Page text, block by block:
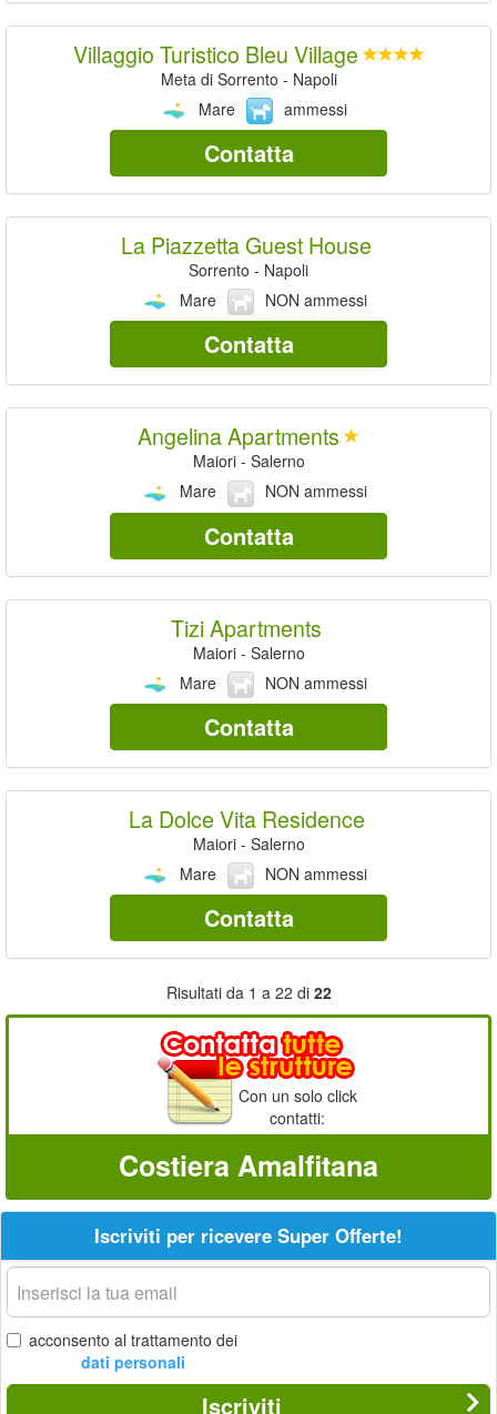
Villaggio Turistico Bleu Village
Meta di Sorrento - Napoli
Mare
ammessi
Contatta
La Piazzetta Guest House
Sorrento - Napoli
Mare
NON ammessi
Contatta
Angelina Apartments
Maiori - Salerno
Mare
NON ammessi
Contatta
Tizi Apartments
Maiori - Salerno
Mare
NON ammessi
Contatta
La Dolce Vita Residence
Maiori - Salerno
Mare
NON ammessi
Contatta
Risultati da 1 a 22 di 22
Con un solo click
contatti:
Costiera Amalfitana
Iscriviti per ricevere Super Offerte!
La
tua
email
acconsento al trattamento dei
dati personali
Iscriviti